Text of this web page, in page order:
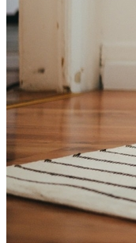
Athletico-PR